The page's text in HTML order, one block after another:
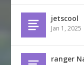
jetscool
Jan 1, 2025
ranger